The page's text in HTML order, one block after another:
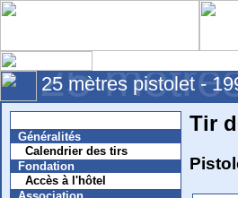
25
25 mètres pistolet -
Généralités
Calendrier des tirs
Fondation
Accès à l'hôtel
Tir